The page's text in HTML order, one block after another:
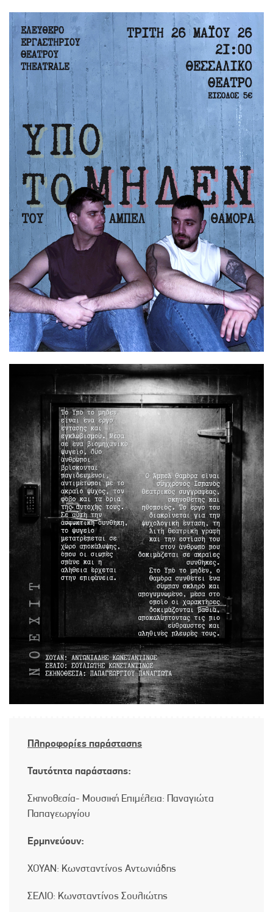
Πληροφορίες παράστασης
Ταυτότητα παράστασης:
Σκηνοθεσία- Μουσική Επιμέλεια: Παναγιώτα
Παπαγεωργίου
Ερμηνεύουν:
ΧΟΥΑΝ: Κωνσταντίνος Αντωνιάδης
ΣΕΛΙΟ: Κωνσταντίνος Σουλιώτης